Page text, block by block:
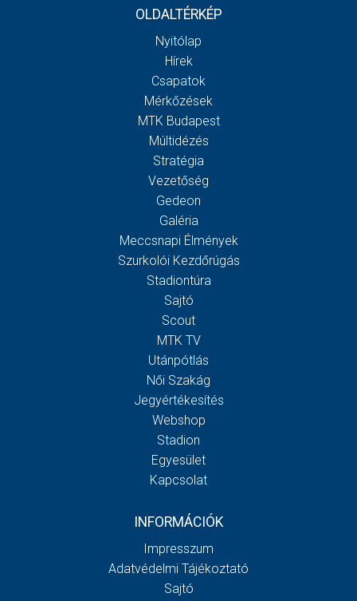
OLDALTÉRKÉP
Nyitólap
Hírek
Csapatok
Mérkőzések
MTK Budapest
Múltidézés
Stratégia
Vezetőség
Gedeon
Galéria
Meccsnapi Élmények
Szurkolói Kezdőrúgás
Stadiontúra
Sajtó
Scout
MTK TV
Utánpótlás
Női Szakág
Jegyértékesítés
Webshop
Stadion
Egyesület
Kapcsolat
INFORMÁCIÓK
Impresszum
Adatvédelmi Tájékoztató
Sajtó